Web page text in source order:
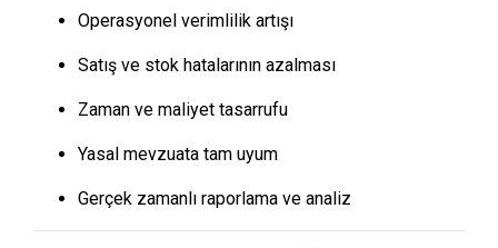
Operasyonel verimlilik artışı
Satış ve stok hatalarının azalması
Zaman ve maliyet tasarrufu
Yasal mevzuata tam uyum
Gerçek zamanlı raporlama ve analiz